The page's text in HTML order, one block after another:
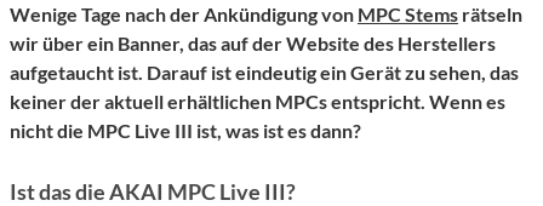
Wenige Tage nach der Ankündigung von MPC Stems rätseln
wir über ein Banner, das auf der Website des Herstellers
aufgetaucht ist. Darauf ist eindeutig ein Gerät zu sehen, das
keiner der aktuell erhältlichen MPCs entspricht. Wenn es
nicht die MPC Live III ist, was ist es dann?
Ist das die AKAI MPC Live III?